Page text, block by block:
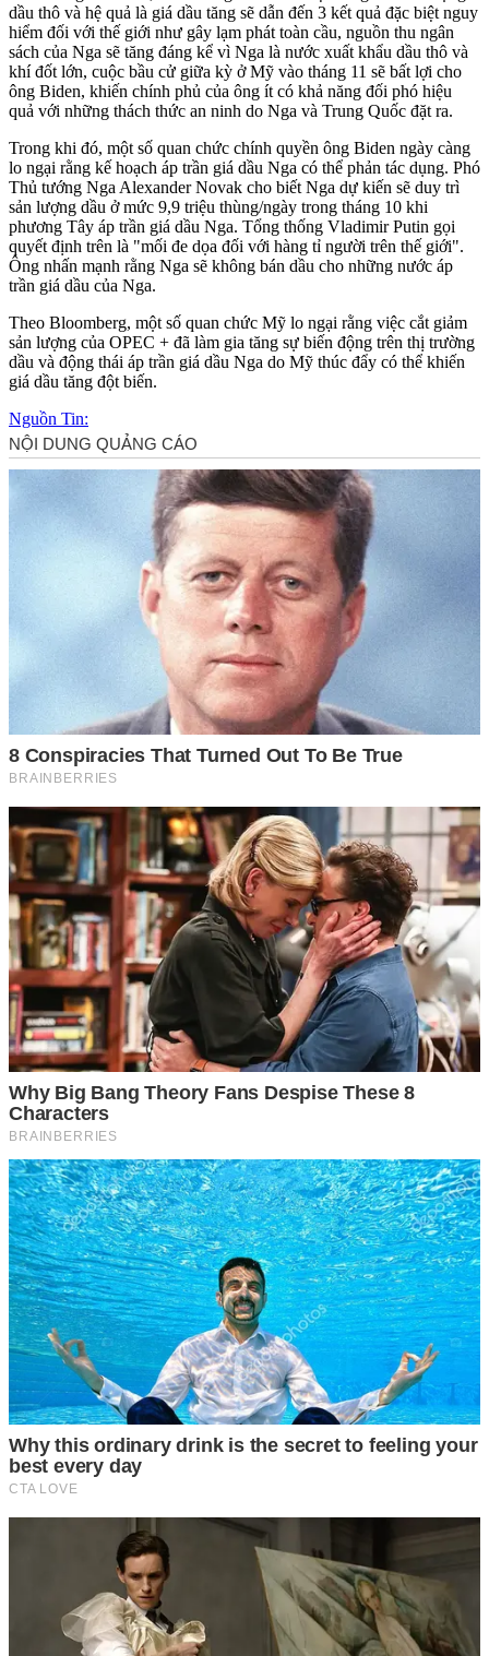
dầu thô và hệ quả là giá dầu tăng sẽ dẫn đến 3 kết quả đặc biệt nguy
hiểm đối với thế giới như gây lạm phát toàn cầu, nguồn thu ngân
sách của Nga sẽ tăng đáng kể vì Nga là nước xuất khẩu dầu thô và
khí đốt lớn, cuộc bầu cử giữa kỳ ở Mỹ vào tháng 11 sẽ bất lợi cho
ông Biden, khiến chính phủ của ông ít có khả năng đối phó hiệu
quả với những thách thức an ninh do Nga và Trung Quốc đặt ra.
Trong khi đó, một số quan chức chính quyền ông Biden ngày càng
lo ngại rằng kế hoạch áp trần giá dầu Nga có thể phản tác dụng. Phó
Thủ tướng Nga Alexander Novak cho biết Nga dự kiến sẽ duy trì
sản lượng dầu ở mức 9,9 triệu thùng/ngày trong tháng 10 khi
phương Tây áp trần giá dầu Nga. Tổng thống Vladimir Putin gọi
quyết định trên là "mối đe dọa đối với hàng tỉ người trên thế giới".
Ông nhấn mạnh rằng Nga sẽ không bán dầu cho những nước áp
trần giá dầu của Nga.
Theo Bloomberg, một số quan chức Mỹ lo ngại rằng việc cắt giảm
sản lượng của OPEC + đã làm gia tăng sự biến động trên thị trường
dầu và động thái áp trần giá dầu Nga do Mỹ thúc đẩy có thể khiến
giá dầu tăng đột biến.
Nguồn Tin: